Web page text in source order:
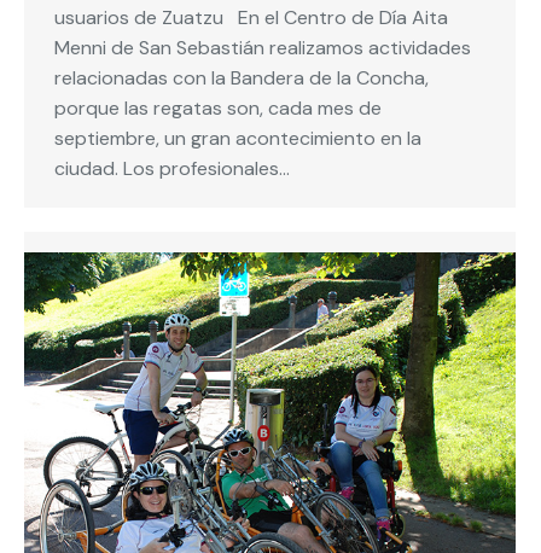
usuarios de Zuatzu En el Centro de Día Aita
Menni de San Sebastián realizamos actividades
relacionadas con la Bandera de la Concha,
porque las regatas son, cada mes de
septiembre, un gran acontecimiento en la
ciudad. Los profesionales…